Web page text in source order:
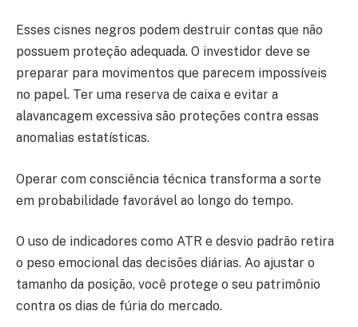
Esses cisnes negros podem destruir contas que não
possuem proteção adequada. O investidor deve se
preparar para movimentos que parecem impossíveis
no papel. Ter uma reserva de caixa e evitar a
alavancagem excessiva são proteções contra essas
anomalias estatísticas.
Operar com consciência técnica transforma a sorte
em probabilidade favorável ao longo do tempo.
O uso de indicadores como ATR e desvio padrão retira
o peso emocional das decisões diárias. Ao ajustar o
tamanho da posição, você protege o seu patrimônio
contra os dias de fúria do mercado.